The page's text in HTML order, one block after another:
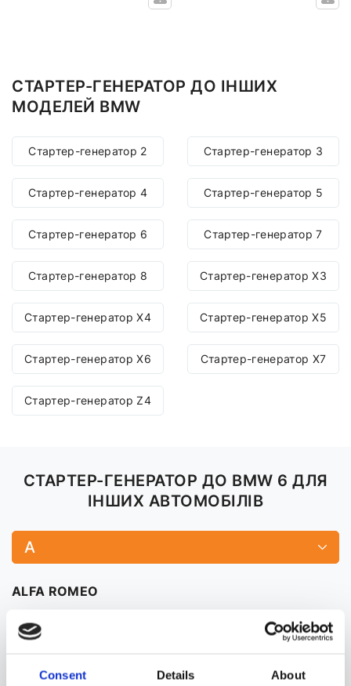
Consent Details About
СТАРТЕР-ГЕНЕРАТОР ДО ІНШИХ
МОДЕЛЕЙ BMW
Стартер-генератор 2 Стартер-генератор 3
Стартер-генератор 4 Стартер-генератор 5
Стартер-генератор 6 Стартер-генератор 7
Стартер-генератор 8 Стартер-генератор X3
Стартер-генератор X4 Стартер-генератор X5
Стартер-генератор X6 Стартер-генератор X7
Стартер-генератор Z4
СТАРТЕР-ГЕНЕРАТОР ДО BMW 6 ДЛЯ
ІНШИХ АВТОМОБІЛІВ
A
ALFA ROMEO
AUDI